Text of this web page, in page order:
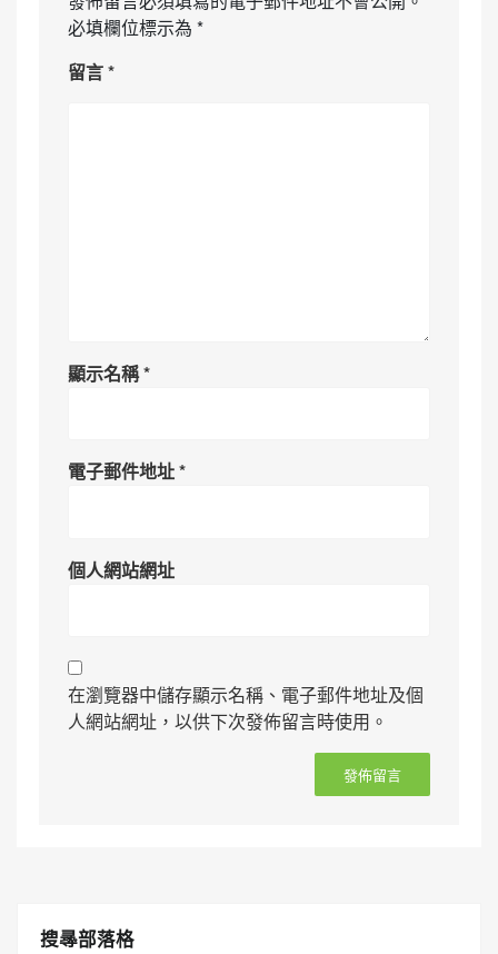
必填欄位標示為 *
留言*
顯示名稱*
電子郵件地址*
個人網站網址
在瀏覽器中儲存顯示名稱、電子郵件地址及個
人網站網址，以供下次發佈留言時使用。
搜㝷部落格